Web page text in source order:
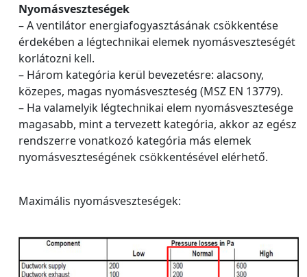
Nyomásveszteségek
– A ventilátor energiafogyasztásának csökkentése
érdekében a légtechnikai elemek nyomásveszteségét
korlátozni kell.
– Három kategória kerül bevezetésre: alacsony,
közepes, magas nyomásveszteség (MSZ EN 13779).
– Ha valamelyik légtechnikai elem nyomásvesztesége
magasabb, mint a tervezett kategória, akkor az egész
rendszerre vonatkozó kategória más elemek
nyomásveszteségének csökkentésével elérhető.
Maximális nyomásveszteségek: